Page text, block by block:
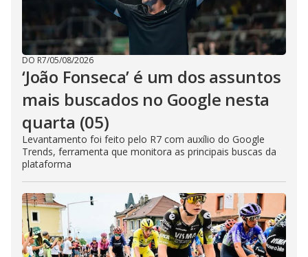
DO R7/05/08/2026
‘João Fonseca’ é um dos assuntos
mais buscados no Google nesta
quarta (05)
Levantamento foi feito pelo R7 com auxílio do Google
Trends, ferramenta que monitora as principais buscas da
plataforma